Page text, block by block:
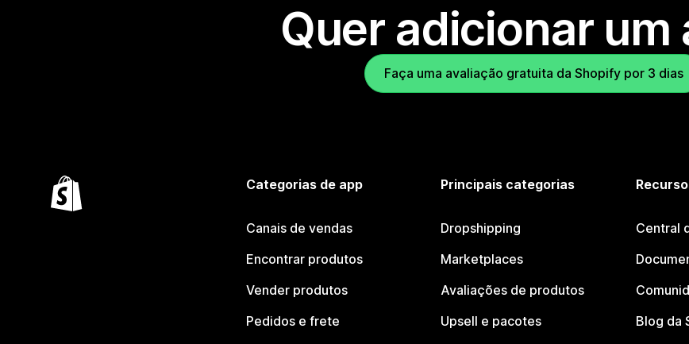
Quer adicionar um
Faça uma avaliação gratuita da Shopify por 3 dias
Categorias de app
Canais de vendas
Encontrar produtos
Vender produtos
Pedidos e frete
Principais categorias
Dropshipping
Marketplaces
Avaliações de produtos
Upsell e pacotes
Central
Blog da